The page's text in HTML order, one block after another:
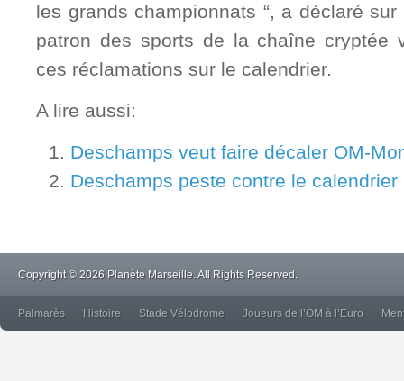
les grands championnats “, a déclaré
patron des sports de la chaîne cryptée
ces réclamations sur le calendrier.
A lire aussi:
Deschamps veut faire décaler OM-
Deschamps peste contre le calendrier
Copyright © 2026 Planète Marseille. All Rights Reserved.
Palmarès Histoire Stade Vélodrome Joueurs de l’OM à l’Euro